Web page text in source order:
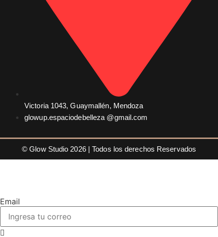
Victoria 1043, Guaymallén, Mendoza
glowup.espaciodebelleza @gmail.com
© Glow Studio 2026 | Todos los derechos Reservados
Email